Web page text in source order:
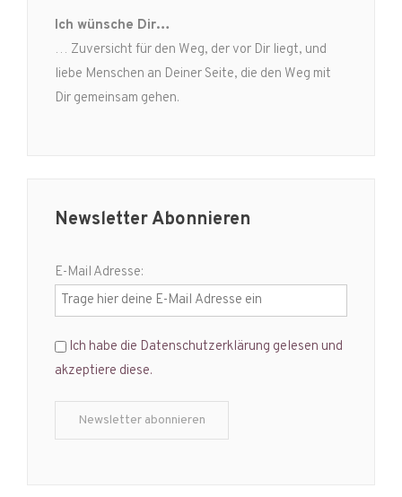
Ich wünsche Dir…
… Zuversicht für den Weg, der vor Dir liegt, und
liebe Menschen an Deiner Seite, die den Weg mit
Dir gemeinsam gehen.
Newsletter Abonnieren
E-Mail Adresse:
Ich habe die Datenschutzerklärung gelesen und
akzeptiere diese.